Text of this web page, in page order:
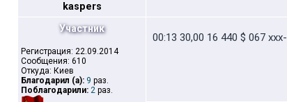
kaspers
Участник
Регистрация: 22.09.2014
Сообщения: 610
Откуда: Киев
Благодарил (а): 9 раз.
Поблагодарили: 2 раз.
00:13 30,00 16 440 $ 067